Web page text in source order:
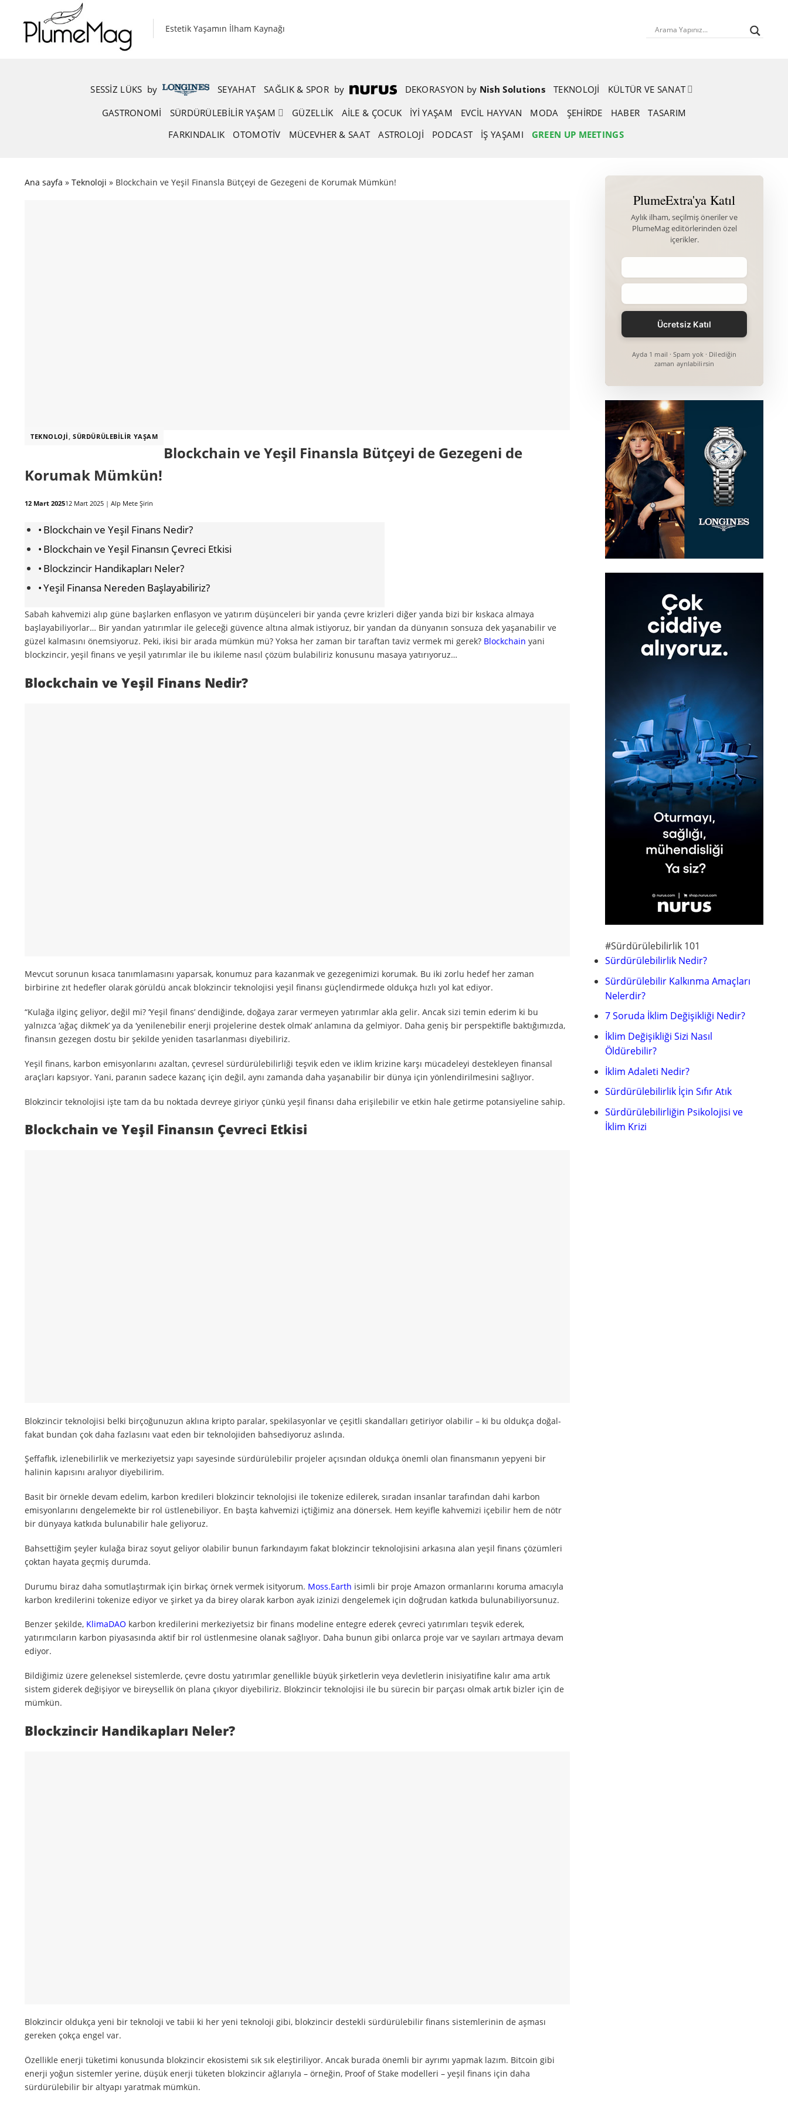
content
Estetik Yaşamın İlham Kaynağı
SESSIZ LÜKS by SEYAHAT SAĞLIK & SPOR by DEKORASYON by Nish Solutions TEKNOLOJI
KÜLTÜR VE SANAT
GASTRONOMI
SÜRDÜRÜLEBILIR YAŞAM GÜZELLIK AİLE & ÇOCUK İYİ YAŞAM EVCIL HAYVAN MODA ŞEHIRDE HABER
TASARIM
FARKINDALIK
OTOMOTIV MÜCEVHER & SAAT ASTROLOJI PODCAST İŞ YAŞAMI GREEN UP MEETINGS
Ana sayfa » Teknoloji » Blockchain ve Yeşil Finansla Bütçeyi de Gezegeni de Korumak Mümkün!
TEKNOLOJI ,SÜRDÜRÜLEBILIR YAŞAM
Blockchain ve Yeşil Finansla Bütçeyi de Gezegeni de
Korumak Mümkün!
12 Mart 202512 Mart 2025 | Alp Mete Şirin
Blockchain ve Yeşil Finans Nedir?
Blockchain ve Yeşil Finansın Çevreci Etkisi
Blockzincir Handikapları Neler?
Yeşil Finansa Nereden Başlayabiliriz?
Sabah kahvemizi alıp güne başlarken enflasyon ve yatırım düşünceleri bir yanda çevre krizleri diğer yanda bizi bir kıskaca almaya
başlayabiliyorlar… Bir yandan yatırımlar ile geleceği güvence altına almak istiyoruz, bir yandan da dünyanın sonsuza dek yaşanabilir ve
güzel kalmasını önemsiyoruz. Peki, ikisi bir arada mümkün mü? Yoksa her zaman bir taraftan taviz vermek mi gerek? Blockchain yani
blockzincir, yeşil finans ve yeşil yatırımlar ile bu ikileme nasıl çözüm bulabiliriz konusunu masaya yatırıyoruz…
Blockchain ve Yeşil Finans Nedir?
Mevcut sorunun kısaca tanımlamasını yaparsak, konumuz para kazanmak ve gezegenimizi korumak. Bu iki zorlu hedef her zaman
birbirine zıt hedefler olarak görüldü ancak blokzincir teknolojisi yeşil finansı güçlendirmede oldukça hızlı yol kat ediyor.
“Kulağa ilginç geliyor, değil mi? ‘Yeşil finans’ dendiğinde, doğaya zarar vermeyen yatırımlar akla gelir. Ancak sizi temin ederim ki bu
yalnızca ‘ağaç dikmek’ ya da ‘yenilenebilir enerji projelerine destek olmak’ anlamına da gelmiyor. Daha geniş bir perspektifle baktığımızda,
finansın gezegen dostu bir şekilde yeniden tasarlanması diyebiliriz.
Yeşil finans, karbon emisyonlarını azaltan, çevresel sürdürülebilirliği teşvik eden ve iklim krizine karşı mücadeleyi destekleyen finansal
araçları kapsıyor. Yani, paranın sadece kazanç için değil, aynı zamanda daha yaşanabilir bir dünya için yönlendirilmesini sağlıyor.
Blokzincir teknolojisi işte tam da bu noktada devreye giriyor çünkü yeşil finansı daha erişilebilir ve etkin hale getirme potansiyeline sahip.
Blockchain ve Yeşil Finansın Çevreci Etkisi
Blokzincir teknolojisi belki birçoğunuzun aklına kripto paralar, spekilasyonlar ve çeşitli skandalları getiriyor olabilir – ki bu oldukça doğal-
fakat bundan çok daha fazlasını vaat eden bir teknolojiden bahsediyoruz aslında.
Şeffaflık, izlenebilirlik ve merkeziyetsiz yapı sayesinde sürdürülebilir projeler açısından oldukça önemli olan finansmanın yepyeni bir
halinin kapısını aralıyor diyebilirim.
Basit bir örnekle devam edelim, karbon kredileri blokzincir teknolojisi ile tokenize edilerek, sıradan insanlar tarafından dahi karbon
emisyonlarını dengelemekte bir rol üstlenebiliyor. En başta kahvemizi içtiğimiz ana dönersek. Hem keyifle kahvemizi içebilir hem de nötr
bir dünyaya katkıda bulunabilir hale geliyoruz.
Bahsettiğim şeyler kulağa biraz soyut geliyor olabilir bunun farkındayım fakat blokzincir teknolojisini arkasına alan yeşil finans çözümleri
çoktan hayata geçmiş durumda.
Durumu biraz daha somutlaştırmak için birkaç örnek vermek isityorum. Moss.Earth isimli bir proje Amazon ormanlarını koruma amacıyla
karbon kredilerini tokenize ediyor ve şirket ya da birey olarak karbon ayak izinizi dengelemek için doğrudan katkıda bulunabiliyorsunuz.
Benzer şekilde, KlimaDAO karbon kredilerini merkeziyetsiz bir finans modeline entegre ederek çevreci yatırımları teşvik ederek,
yatırımcıların karbon piyasasında aktif bir rol üstlenmesine olanak sağlıyor. Daha bunun gibi onlarca proje var ve sayıları artmaya devam
ediyor.
Bildiğimiz üzere geleneksel sistemlerde, çevre dostu yatırımlar genellikle büyük şirketlerin veya devletlerin inisiyatifine kalır ama artık
sistem giderek değişiyor ve bireysellik ön plana çıkıyor diyebiliriz. Blokzincir teknolojisi ile bu sürecin bir parçası olmak artık bizler için de
mümkün.
Blockzincir Handikapları Neler?
Blokzincir oldukça yeni bir teknoloji ve tabii ki her yeni teknoloji gibi, blokzincir destekli sürdürülebilir finans sistemlerinin de aşması
gereken çokça engel var.
Özellikle enerji tüketimi konusunda blokzincir ekosistemi sık sık eleştiriliyor. Ancak burada önemli bir ayrımı yapmak lazım. Bitcoin gibi
enerji yoğun sistemler yerine, düşük enerji tüketen blokzincir ağlarıyla – örneğin, Proof of Stake modelleri – yeşil finans için daha
sürdürülebilir bir altyapı yaratmak mümkün.
PlumeExtra'ya Katıl
Aylık ilham, seçilmiş öneriler ve
PlumeMag editörlerinden özel
içerikler.
Ayda 1 mail · Spam yok · Dilediğin
zaman ayrılabilirsin
#Sürdürülebilirlik 101
Sürdürülebilirlik Nedir?
Sürdürülebilir Kalkınma Amaçları
Nelerdir?
7 Soruda İklim Değişikliği Nedir?
İklim Değişikliği Sizi Nasıl
Öldürebilir?
İklim Adaleti Nedir?
Sürdürülebilirlik İçin Sıfır Atık
Sürdürülebilirliğin Psikolojisi ve
İklim Krizi